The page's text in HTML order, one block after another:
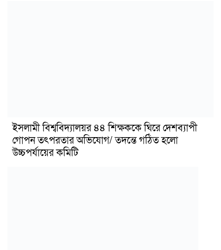
ইসলামী বিশ্ববিদ্যালয়র ৪৪ শিক্ষককে ঘিরে দেশব্যাপী
গোপন তৎপরতার অভিযোগ/ তদন্তে গঠিত হলো
উচ্চপর্যায়ের কমিটি